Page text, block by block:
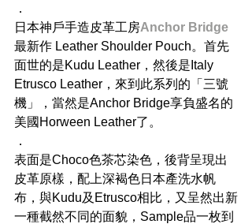
．
日本神戶手造皮革工房Anchor Bridge
最新作 Leather Shoulder Pouch。首先
面世的是Kudu Leather，然後是Italy
Etrusco Leather，來到此系列的「三號
機」，當然是Anchor Bridge享負盛名的
美國Horween Leather了。
．
表面是Choco色茶芯染色，後背呈現出
皮革原樣，配上深褐色日本產洗水帆
布，與Kudu及Etrusco相比，又呈然出新
一種截然不同的面貌，Sample品一枚到